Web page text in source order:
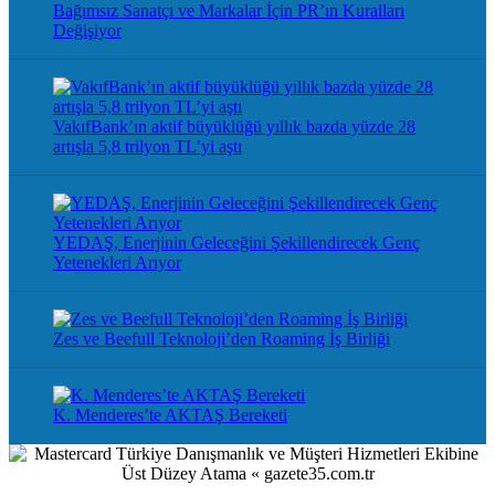
Bağımsız Sanatçı ve Markalar İçin PR’ın Kuralları
Değişiyor
VakıfBank’ın aktif büyüklüğü yıllık bazda yüzde 28
artışla 5,8 trilyon TL’yi aştı
YEDAŞ, Enerjinin Geleceğini Şekillendirecek Genç
Yetenekleri Arıyor
Zes ve Beefull Teknoloji’den Roaming İş Birliği
K. Menderes’te AKTAŞ Bereketi